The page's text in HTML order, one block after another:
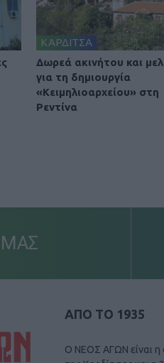
ΚΑΡΔΙΤΣΑ
Δωρεά ακινήτου και
για τη δημιουργία
«Κειμηλιοαρχείου» στη
Ρεντίνα
ΑΠΟ ΤΟ 1935
Ο ΝΕΟΣ ΑΓΩΝ είναι η